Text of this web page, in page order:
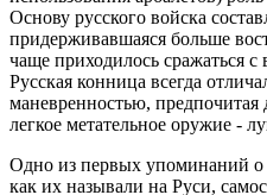
Основу русского войска
придерживавшаяся больше
чаще приходилось сражаться
Русская конница всегда
маневренностью, предпочитая
легкое метательное оружие -
Одно из первых упоминаний о
как их называли на Руси,